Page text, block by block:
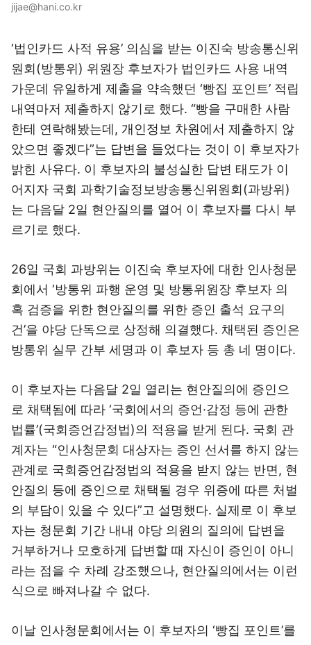
jijae@hani.co.kr
‘법인카드 사적 유용’ 의심을 받는 이진숙 방송통신위
원회(방통위) 위원장 후보자가 법인카드 사용 내역
가운데 유일하게 제출을 약속했던 ‘빵집 포인트’ 적립
내역마저 제출하지 않기로 했다. “빵을 구매한 사람
한테 연락해봤는데, 개인정보 차원에서 제출하지 않
았으면 좋겠다”는 답변을 들었다는 것이 이 후보자가
밝힌 사유다. 이 후보자의 불성실한 답변 태도가 이
어지자 국회 과학기술정보방송통신위원회(과방위)
는 다음달 2일 현안질의를 열어 이 후보자를 다시 부
르기로 했다.
26일 국회 과방위는 이진숙 후보자에 대한 인사청문
회에서 ‘방통위 파행 운영 및 방통위원장 후보자 의
혹 검증을 위한 현안질의를 위한 증인 출석 요구의
건’을 야당 단독으로 상정해 의결했다. 채택된 증인은
방통위 실무 간부 세명과 이 후보자 등 총 네 명이다.
이 후보자는 다음달 2일 열리는 현안질의에 증인으
로 채택됨에 따라 ‘국회에서의 증언·감정 등에 관한
법률’(국회증언감정법)의 적용을 받게 된다. 국회 관
계자는 “인사청문회 대상자는 증인 선서를 하지 않는
관계로 국회증언감정법의 적용을 받지 않는 반면, 현
안질의 등에 증인으로 채택될 경우 위증에 따른 처벌
의 부담이 있을 수 있다”고 설명했다. 실제로 이 후보
자는 청문회 기간 내내 야당 의원의 질의에 답변을
거부하거나 모호하게 답변할 때 자신이 증인이 아니
라는 점을 수 차례 강조했으나, 현안질의에서는 이런
식으로 빠져나갈 수 없다.
이날 인사청문회에서는 이 후보자의 ‘빵집 포인트’를